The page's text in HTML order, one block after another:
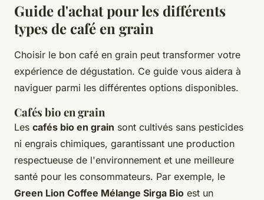
Guide d'achat pour les différents
types de café en grain
Choisir le bon café en grain peut transformer votre
expérience de dégustation. Ce guide vous aidera à
naviguer parmi les différentes options disponibles.
Cafés bio en grain
Les cafés bio en grain sont cultivés sans pesticides
ni engrais chimiques, garantissant une production
respectueuse de l'environnement et une meilleure
santé pour les consommateurs. Par exemple, le
Green Lion Coffee Mélange Sirga Bio est un